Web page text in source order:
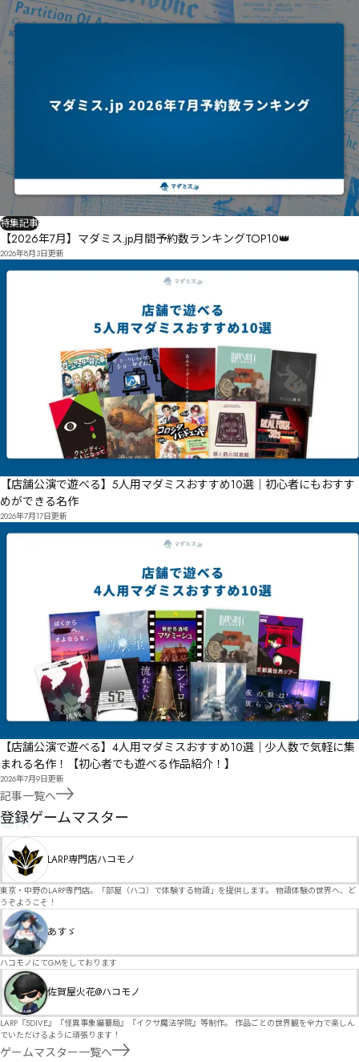
特集記事
【2026年7月】マダミス.jp月間予約数ランキングTOP10👑
2026年8月3日更新
【店舗公演で遊べる】5人用マダミスおすすめ10選｜初心者にもおすす
めができる名作
2026年7月17日更新
【店舗公演で遊べる】4人用マダミスおすすめ10選｜少人数で気軽に集
まれる名作！【初心者でも遊べる作品紹介！】
2026年7月9日更新
記事一覧へ
GM
登録ゲームマスター
LARP専門店ハコモノ
東京・中野のLARP専門店。「部屋（ハコ）で体験する物語」を提供します。 物語体験の世界へ、ど
うぞようこそ！
あすゞ
ハコモノにてGMをしております
佐賀屋火花@ハコモノ
LARP『5DIVE』『怪異事象編纂局』『イクサ魔法学院』等制作。 作品ごとの世界観を全力で楽しん
でいただけるように頑張ります！
ゲームマスター一覧へ